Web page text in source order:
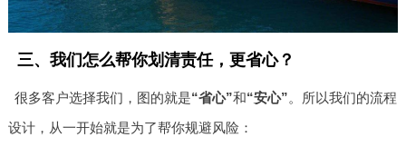
三、我们怎么帮你划清责任，更省心？
很多客户选择我们，图的就是“省心”和“安心”。所以我们的流程
设计，从一开始就是为了帮你规避风险：